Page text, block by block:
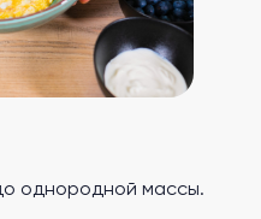
однородной массы.